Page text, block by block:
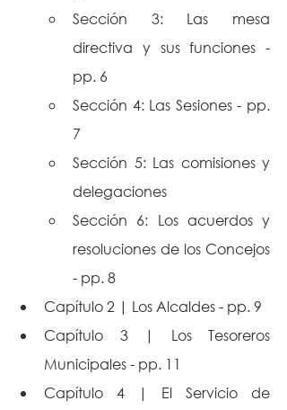
Sección 3: Las mesa
directiva y sus funciones -
pp. 6
Sección 4: Las Sesiones - pp.
7
Sección 5: Las comisiones y
delegaciones
Sección 6: Los acuerdos y
resoluciones de los Concejos
- pp. 8
Capítulo 2 | Los Alcaldes - pp. 9
Capítulo 3 | Los Tesoreros
Municipales - pp. 11
Capítulo 4 | El Servicio de